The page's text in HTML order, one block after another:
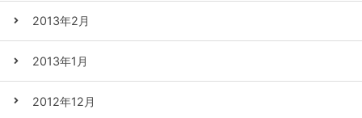
2013年2月
2013年1月
2012年12月